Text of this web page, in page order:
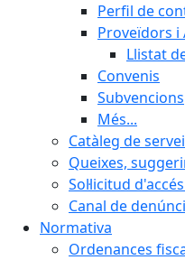
Perfil de
Proveïdors i
Llistat
Convenis
Subvencions
Més...
Catàleg de
Queixes,
Sol·licitud
Canal de
Normativa
Ordenances